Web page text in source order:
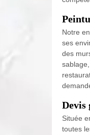
Notre
ses
des
Devis
Située
toutes